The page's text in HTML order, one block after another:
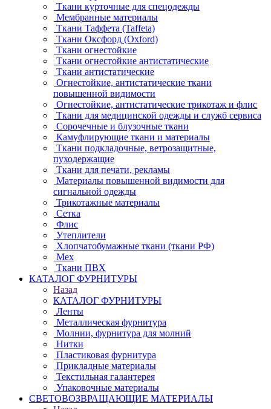
Ткани курточные для спецодежды
Мембранные материалы
Ткани Таффета (Taffeta)
Ткани Оксфорд (Oxford)
Ткани огнестойкие
Ткани огнестойкие антистатические
Ткани антистатические
Огнестойкие, антистатические ткани
повышенной видимости
Огнестойкие, антистатические трикотаж и флис
Ткани для медицинской одежды и служб сервиса
Сорочечные и блузочные ткани
Камуфлирующие ткани и материалы
Ткани подкладочные, ветрозащитные,
пуходержащие
Ткани для печати, рекламы
Материалы повышенной видимости для
сигнальной одежды
Трикотажные материалы
Сетка
Флис
Утеплители
Хлопчатобумажные ткани (ткани РФ)
Мех
Ткани ПВХ
КАТАЛОГ ФУРНИТУРЫ
Назад
КАТАЛОГ ФУРНИТУРЫ
Ленты
Металлическая фурнитура
Молнии, фурнитура для молний
Нитки
Пластиковая фурнитура
Прикладные материалы
Текстильная галантерея
Упаковочные материалы
СВЕТОВОЗВРАЩАЮЩИЕ МАТЕРИАЛЫ